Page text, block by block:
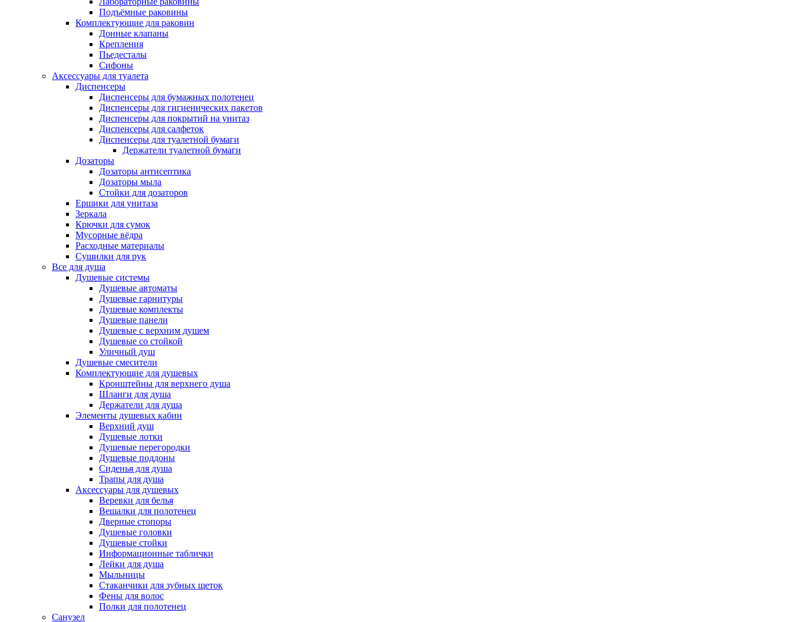
Подъёмные раковины
Комплектующие для раковин
Донные клапаны
Крепления
Пьедесталы
Сифоны
Аксессуары для туалета
Диспенсеры
Диспенсеры для бумажных полотенец
Диспенсеры для гигиенических пакетов
Диспенсеры для покрытий на унитаз
Диспенсеры для салфеток
Диспенсеры для туалетной бумаги
Держатели туалетной бумаги
Дозаторы
Дозаторы антисептика
Дозаторы мыла
Стойки для дозаторов
Ершики для унитаза
Зеркала
Крючки для сумок
Мусорные вёдра
Расходные материалы
Сушилки для рук
Все для душа
Душевые системы
Душевые автоматы
Душевые гарнитуры
Душевые комплекты
Душевые панели
Душевые с верхним душем
Душевые со стойкой
Уличный душ
Душевые смесители
Комплектующие для душевых
Кронштейны для верхнего душа
Шланги для душа
Держатели для душа
Элементы душевых кабин
Верхний душ
Душевые лотки
Душевые перегородки
Душевые поддоны
Сиденья для душа
Трапы для душа
Аксессуары для душевых
Веревки для белья
Вешалки для полотенец
Дверные стопоры
Душевые головки
Душевые стойки
Информационные таблички
Лейки для душа
Мыльницы
Стаканчики для зубных щеток
Фены для волос
Полки для полотенец
Санузел